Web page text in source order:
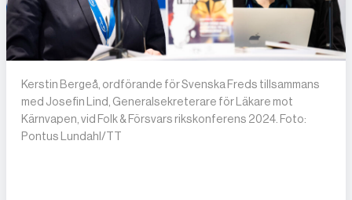
Kerstin Bergeå, ordförande för Svenska Freds tillsammans
med Josefin Lind, Generalsekreterare för Läkare mot
Kärnvapen, vid Folk & Försvars rikskonferens 2024. Foto:
Pontus Lundahl/TT